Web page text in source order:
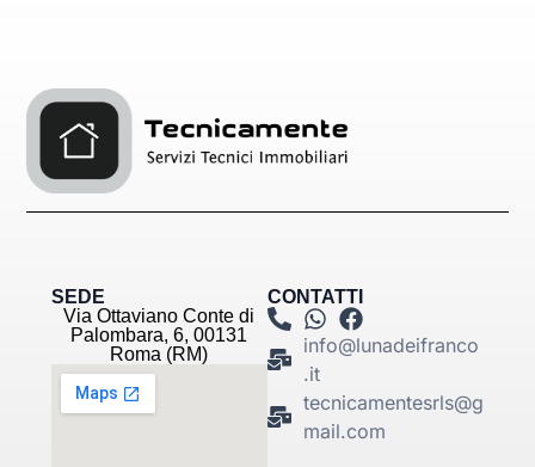
SEDE
Via Ottaviano Conte di
Palombara, 6, 00131
Roma (RM)
CONTATTI
info@lunadeifranco
.it
tecnicamentesrls@g
mail.com